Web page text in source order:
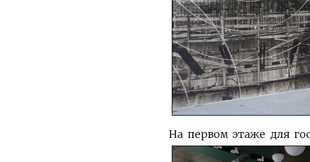
На первом этаже для